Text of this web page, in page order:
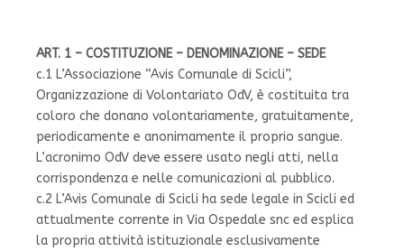
ART. 1 – COSTITUZIONE – DENOMINAZIONE – SEDE
c.1 L’Associazione “Avis Comunale di Scicli”,
Organizzazione di Volontariato OdV, è costituita tra
coloro che donano volontariamente, gratuitamente,
periodicamente e anonimamente il proprio sangue.
L’acronimo OdV deve essere usato negli atti, nella
corrispondenza e nelle comunicazioni al pubblico.
c.2 L’Avis Comunale di Scicli ha sede legale in Scicli ed
attualmente corrente in Via Ospedale snc ed esplica
la propria attività istituzionale esclusivamente